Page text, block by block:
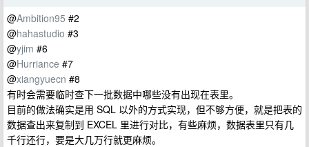
@Ambition95 #2
@hahastudio #3
@yjim #6
@Hurriance #7
@xiangyuecn #8
有时会需要临时查下一批数据中哪些没有出现在表里。
目前的做法确实是用 SQL 以外的方式实现，但不够方便，就是把表的
数据查出来复制到 EXCEL 里进行对比，有些麻烦，数据表里只有几
千行还行，要是大几万行就更麻烦。